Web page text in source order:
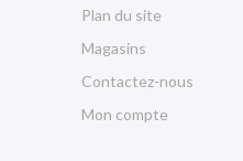
Plan du site
Magasins
Contactez-nous
Mon compte